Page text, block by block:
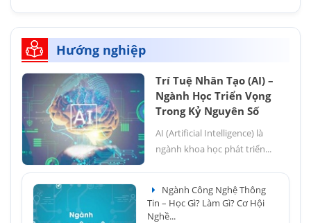
Hướng nghiệp
Trí Tuệ Nhân Tạo (AI) –
Ngành Học Triển Vọng
Trong Kỷ Nguyên Số
AI (Artificial Intelligence) là
ngành khoa học phát triển...
Ngành Công Nghệ Thông
Tin – Học Gì? Làm Gì? Cơ Hội
Nghề...